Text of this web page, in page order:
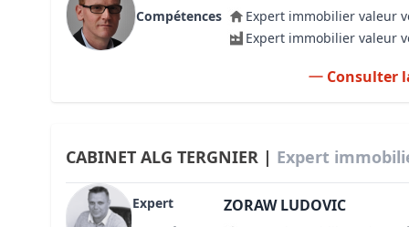
Compétences
Expert immobilier valeur
Expert immobilier valeur
Consulter
CABINET ALG TERGNIER | Expert
Expert ZORAW LUDOVIC